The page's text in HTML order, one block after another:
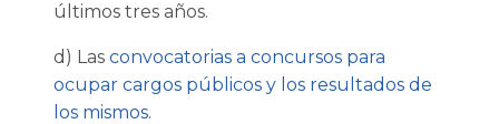
últimos tres años.
d) Las convocatorias a concursos para
ocupar cargos públicos y los resultados de
los mismos.